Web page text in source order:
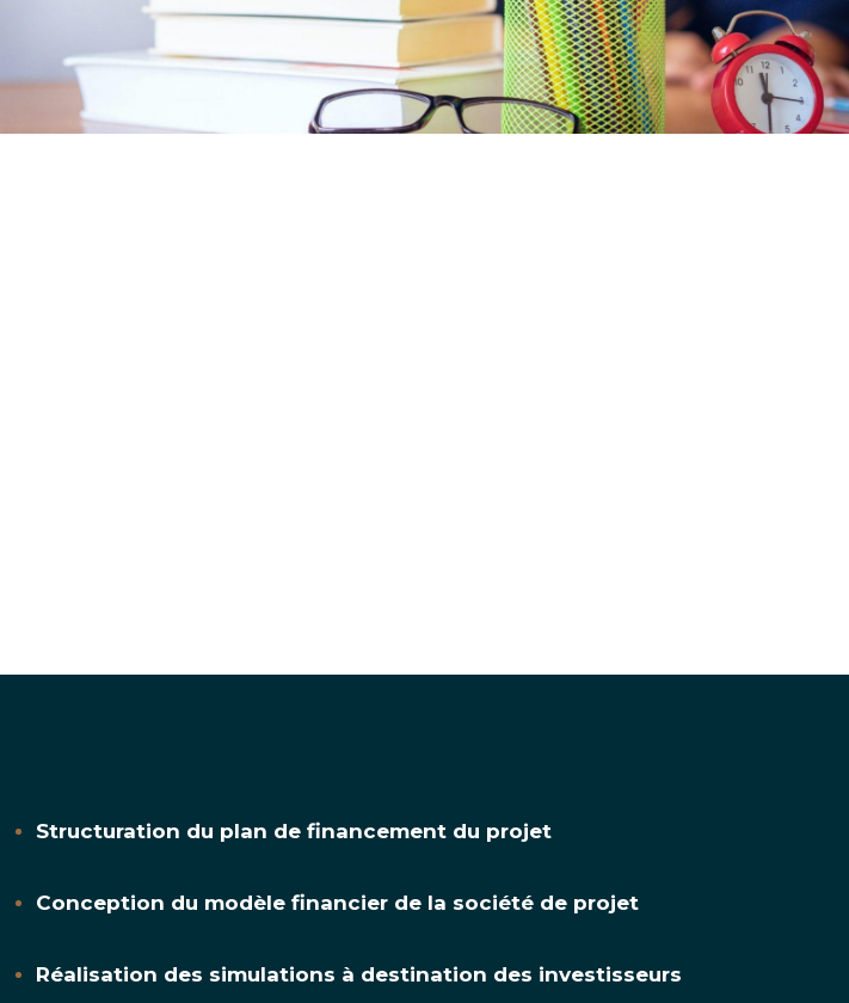
Structuration du plan de financement du projet
Conception du modèle financier de la société de projet
Réalisation des simulations à destination des investisseurs